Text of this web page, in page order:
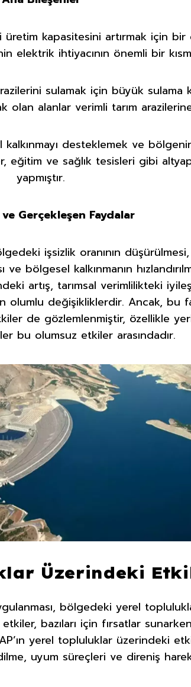
üretim kapasitesini artırmak için
ihtiyacının önemli bir
sulamak için büyük sulama
olan alanlar verimli tarım
kalkınmayı desteklemek ve
eğitim ve sağlık tesisleri gibi
yapmıştır.
Gerçekleşen Faydalar
işsizlik oranının
bölgesel kalkınmanın
artış, tarımsal verimlilikteki
olumlu değişikliklerdir. Ancak, bu
de gözlemlenmiştir, özellikle
bu olumsuz etkiler arasındadır.
Üzerindeki
bölgedeki yerel
bazıları için fırsatlar
yerel topluluklar üzerindeki
uyum süreçleri ve direniş